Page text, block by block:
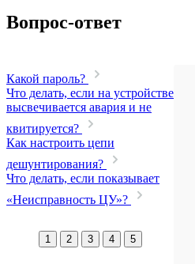
Вопрос-ответ
Какой пароль?
Что делать, если на устройстве
высвечивается авария и не
квитируется?
Как настроить цепи
дешунтирования?
Что делать, если показывает
«Неисправность ЦУ»?
1 2 3 4 5